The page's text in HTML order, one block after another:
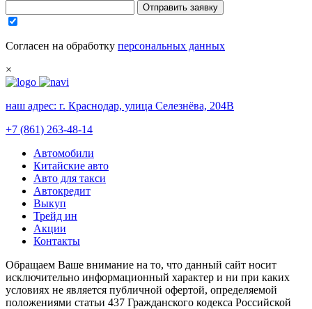
Отправить заявку
Согласен на обработку персональных данных
×
наш адрес: г. Краснодар, улица Селезнёва, 204В
+7 (861) 263-48-14
Автомобили
Китайские авто
Авто для такси
Автокредит
Выкуп
Трейд ин
Акции
Контакты
Обращаем Ваше внимание на то, что данный сайт носит
исключительно информационный характер и ни при каких
условиях не является публичной офертой, определяемой
положениями статьи 437 Гражданского кодекса Российской